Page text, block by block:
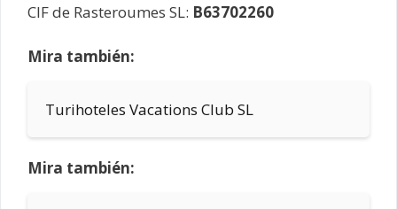
CIF de Rasteroumes SL: B63702260
Mira también:
Turihoteles Vacations Club SL
Mira también: